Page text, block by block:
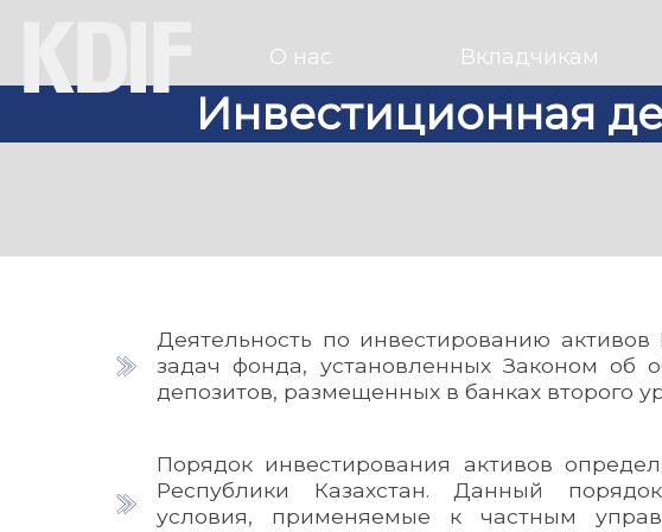
О нас Вкладчикам
Инвестиционная
Деятельность по инвестированию
задач фонда, установленных Законом об
депозитов, размещенных в банках второго
Порядок инвестирования активов
Республики Казахстан. Данный
условия, применяемые к частным